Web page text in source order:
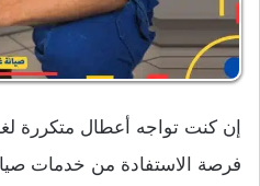
إن كنت تواجه أعطال متكررة
فرصة الاستفادة من خدمات